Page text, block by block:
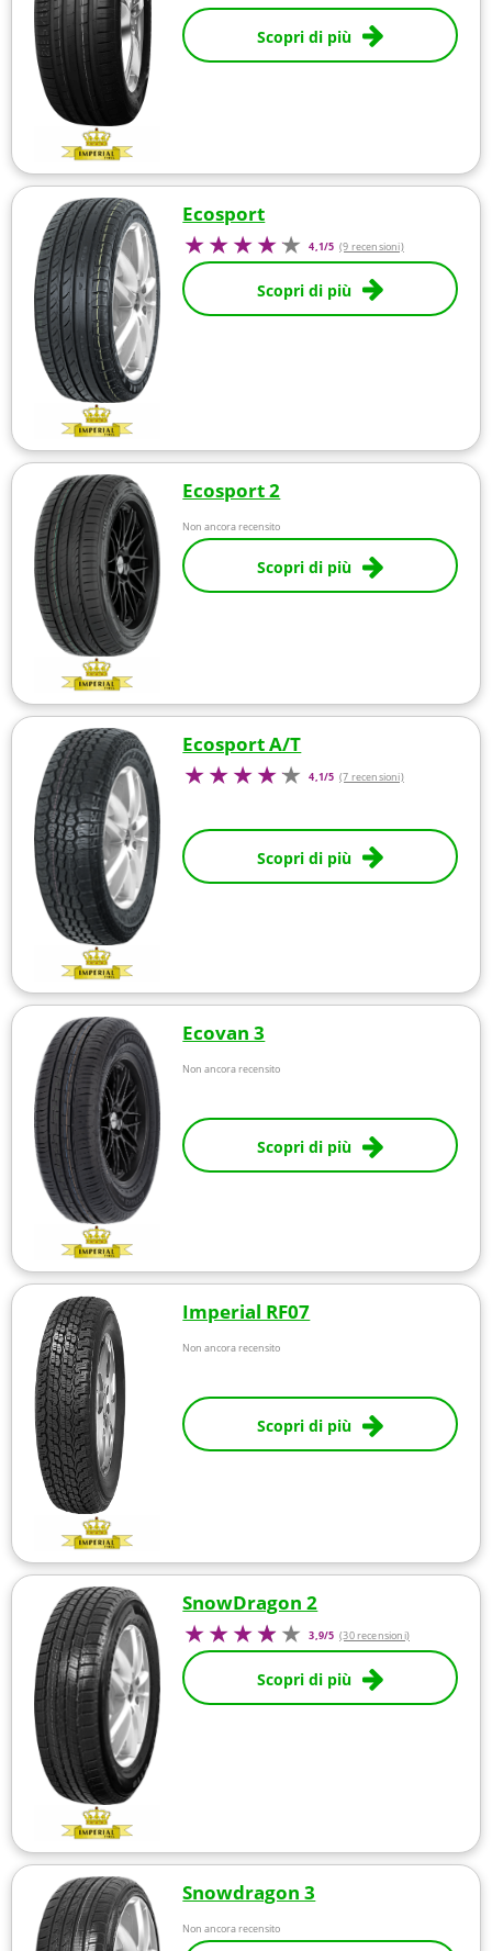
Scopri di più
Ecosport
4,1/5 (9 recensioni)
Scopri di più
Ecosport 2
Non ancora recensito
Scopri di più
Ecosport A/T
4,1/5 (7 recensioni)
Scopri di più
Ecovan 3
Non ancora recensito
Scopri di più
Imperial RF07
Non ancora recensito
Scopri di più
SnowDragon 2
3,9/5 (30 recensioni)
Scopri di più
Snowdragon 3
Non ancora recensito